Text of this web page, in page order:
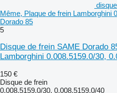
Même, Plaque de frein Lamborghini
Dorado 85
5
Disque de frein SAME Dorado
Lamborghini 0.008.5159.0/30,
150 €
Disque de frein
0.008.5159.0/30, 0.008.5159.0/40